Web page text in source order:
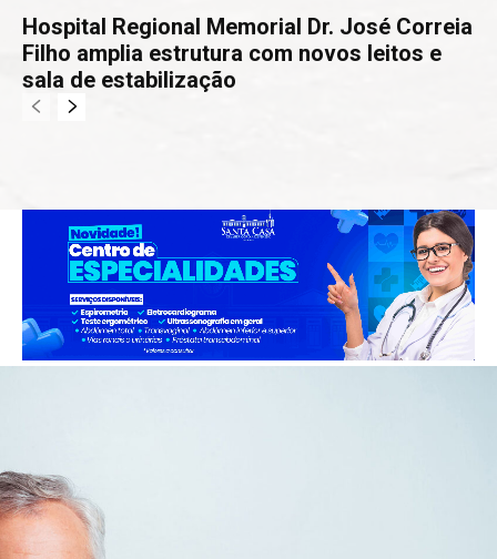
Hospital Regional Memorial Dr. José Correia
Filho amplia estrutura com novos leitos e
sala de estabilização